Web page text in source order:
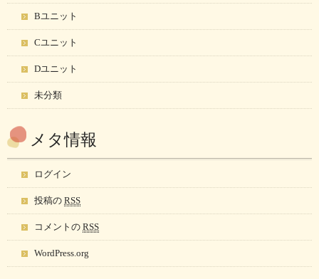
Bユニット
Cユニット
Dユニット
未分類
メタ情報
ログイン
投稿の RSS
コメントの RSS
WordPress.org